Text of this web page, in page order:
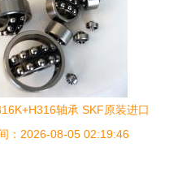
轴承 SKF原装进口
械及行业设备_世界工厂网中
：2026-08-05 02:19:46